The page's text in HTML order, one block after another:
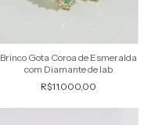
Brinco Gota Coroa de Esmeralda
com Diamante de lab
R$11.000,00